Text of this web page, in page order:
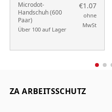
Microdot-
Handschuh (600
Paar)
Über 100 auf Lager
€1.07
ohne
MwSt
ZA ARBEITSSCHUTZ